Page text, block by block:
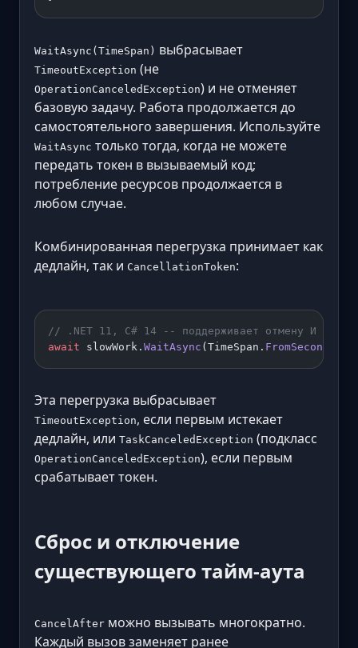
WaitAsync(TimeSpan) выбрасывает
TimeoutException (не
OperationCanceledException) и не отменяет
базовую задачу. Работа продолжается до
самостоятельного завершения. Используйте
WaitAsync только тогда, когда не можете
передать токен в вызываемый код;
потребление ресурсов продолжается в
любом случае.
Комбинированная перегрузка принимает как
дедлайн, так и CancellationToken:
// .NET 11, C# 14 -- поддерживает отмену И
await slowWork. WaitAsync (TimeSpan. FromSeconds
Эта перегрузка выбрасывает
TimeoutException, если первым истекает
дедлайн, или TaskCanceledException (подкласс
OperationCanceledException), если первым
срабатывает токен.
Сброс и отключение
существующего тайм-аута
CancelAfter можно вызывать многократно.
Каждый вызов заменяет ранее